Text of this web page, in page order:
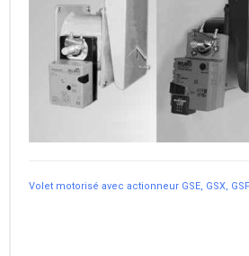
Volet motorisé avec actionneur GSE, GSX,